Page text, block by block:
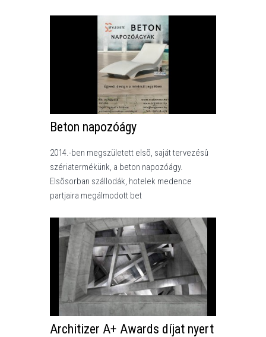
Beton napozóágy
2014.-ben megszületett elsõ, saját tervezésû
szériatermékünk, a beton napozóágy.
Elsõsorban szállodák, hotelek medence
partjaira megálmodott bet
Architizer A+ Awards díjat nyert